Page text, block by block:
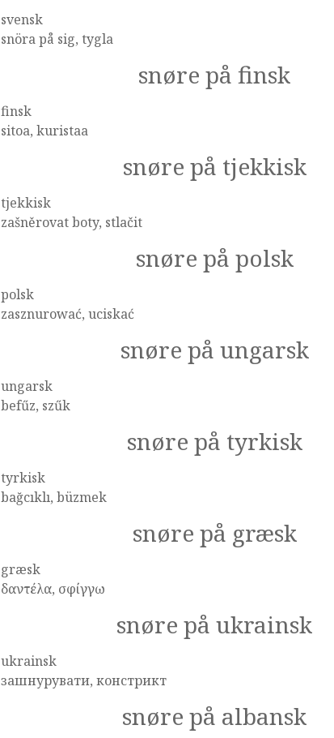
svensk
snöra på sig, tygla
snøre på finsk
finsk
sitoa, kuristaa
snøre på tjekkisk
tjekkisk
zašněrovat boty, stlačit
snøre på polsk
polsk
zasznurować, uciskać
snøre på ungarsk
ungarsk
befűz, szűk
snøre på tyrkisk
tyrkisk
bağcıklı, büzmek
snøre på græsk
græsk
δαντέλα, σφίγγω
snøre på ukrainsk
ukrainsk
зашнурувати, констрикт
snøre på albansk